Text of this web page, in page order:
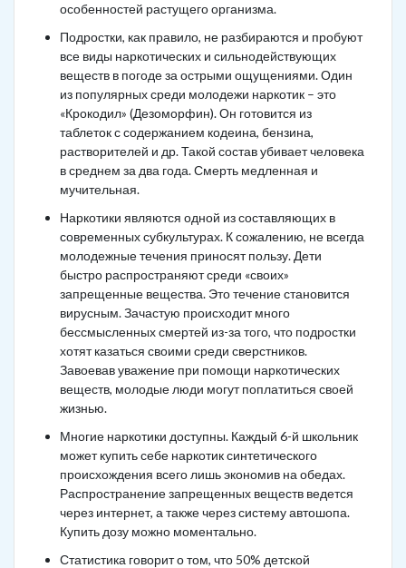
особенностей растущего организма.
Подростки, как правило, не разбираются и пробуют
все виды наркотических и сильнодействующих
веществ в погоде за острыми ощущениями. Один
из популярных среди молодежи наркотик – это
«Крокодил» (Дезоморфин). Он готовится из
таблеток с содержанием кодеина, бензина,
растворителей и др. Такой состав убивает человека
в среднем за два года. Смерть медленная и
мучительная.
Наркотики являются одной из составляющих в
современных субкультурах. К сожалению, не всегда
молодежные течения приносят пользу. Дети
быстро распространяют среди «своих»
запрещенные вещества. Это течение становится
вирусным. Зачастую происходит много
бессмысленных смертей из-за того, что подростки
хотят казаться своими среди сверстников.
Завоевав уважение при помощи наркотических
веществ, молодые люди могут поплатиться своей
жизнью.
Многие наркотики доступны. Каждый 6-й школьник
может купить себе наркотик синтетического
происхождения всего лишь экономив на обедах.
Распространение запрещенных веществ ведется
через интернет, а также через систему автошопа.
Купить дозу можно моментально.
Статистика говорит о том, что 50% детской